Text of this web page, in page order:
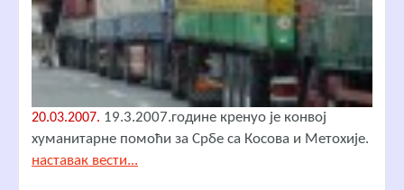
20.03.2007. 19.3.2007.године кренуо је конвој
хуманитарне помоћи за Србе са Косова и Метохије.
наставак вести...